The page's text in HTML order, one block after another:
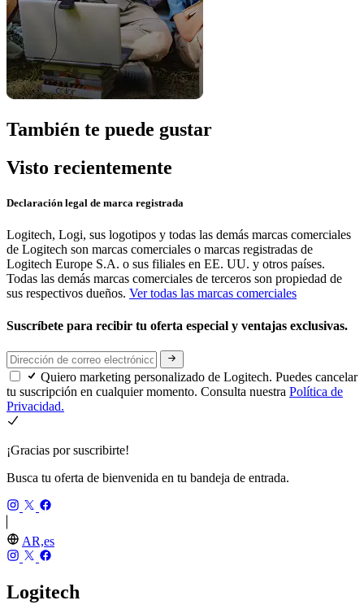
También te puede gustar
Visto recientemente
Declaración legal de marca registrada
Logitech, Logi, sus logotipos y todas las demás marcas comerciales
de Logitech son marcas comerciales o marcas registradas de
Logitech Europe S.A. o sus filiales en EE. UU. y otros países.
Todas las demás marcas comerciales de terceros son propiedad de
sus respectivos dueños. Ver todas las marcas comerciales
Suscríbete para recibir tu oferta especial y ventajas exclusivas.
Quiero marketing personalizado de Logitech. Puedes cancelar
tu suscripción en cualquier momento. Consulta nuestra Política de
Privacidad.
¡Gracias por suscribirte!
Busca tu oferta de bienvenida en tu bandeja de entrada.
AR,es
Logitech